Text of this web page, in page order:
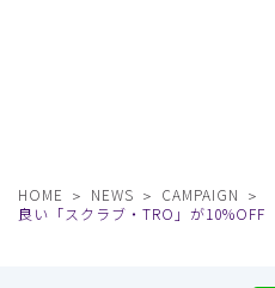
HOME NEWS CAMPAIGN
良い「スクラブ・TRO」が10%OFF